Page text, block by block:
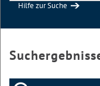
Hilfe zur Suche